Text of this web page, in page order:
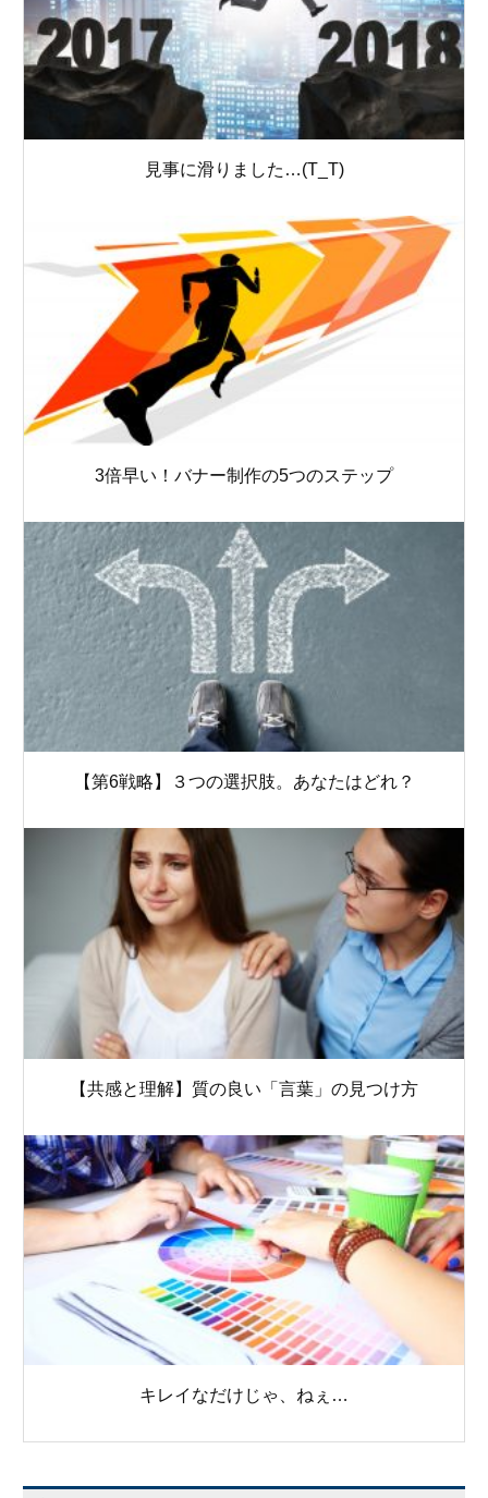
見事に滑りました…(T_T)
3倍早い！バナー制作の5つのステップ
【第6戦略】３つの選択肢。あなたはどれ？
【共感と理解】質の良い「言葉」の見つけ方
キレイなだけじゃ、ねぇ…